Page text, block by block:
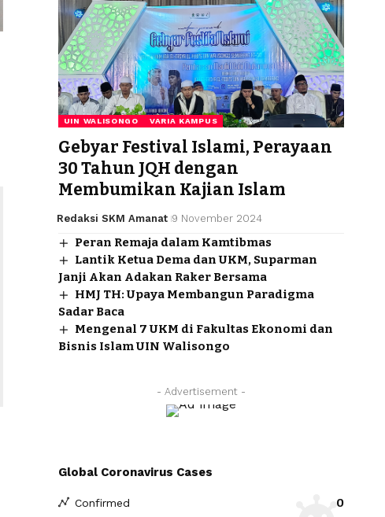
UIN WALISONGO VARIA KAMPUS
Gebyar Festival Islami, Perayaan
30 Tahun JQH dengan
Membumikan Kajian Islam
Redaksi SKM Amanat 9 November 2024
Peran Remaja dalam Kamtibmas
Lantik Ketua Dema dan UKM, Suparman
Janji Akan Adakan Raker Bersama
HMJ TH: Upaya Membangun Paradigma
Sadar Baca
Mengenal 7 UKM di Fakultas Ekonomi dan
Bisnis Islam UIN Walisongo
- Advertisement -
Global Coronavirus Cases
Confirmed 0